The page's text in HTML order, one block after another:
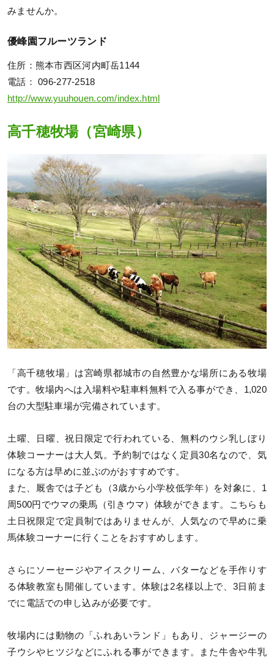
みませんか。
優峰園フルーツランド
住所：熊本市西区河内町岳1144
電話： 096-277-2518
http://www.yuuhouen.com/index.html
高千穂牧場（宮崎県）
「高千穂牧場」は宮崎県都城市の自然豊かな場所にある牧場
です。牧場内へは入場料や駐車料無料で入る事ができ、1,020
台の大型駐車場が完備されています。
土曜、日曜、祝日限定で行われている、無料のウシ乳しぼり
体験コーナーは大人気。予約制ではなく定員30名なので、気
になる方は早めに並ぶのがおすすめです。
また、厩舎では子ども（3歳から小学校低学年）を対象に、1
周500円でウマの乗馬（引きウマ）体験ができます。こちらも
土日祝限定で定員制ではありませんが、人気なので早めに乗
馬体験コーナーに行くことをおすすめします。
さらにソーセージやアイスクリーム、バターなどを手作りす
る体験教室も開催しています。体験は2名様以上で、3日前ま
でに電話での申し込みが必要です。
牧場内には動物の「ふれあいランド」もあり、ジャージーの
子ウシやヒツジなどにふれる事ができます。また牛舎や牛乳